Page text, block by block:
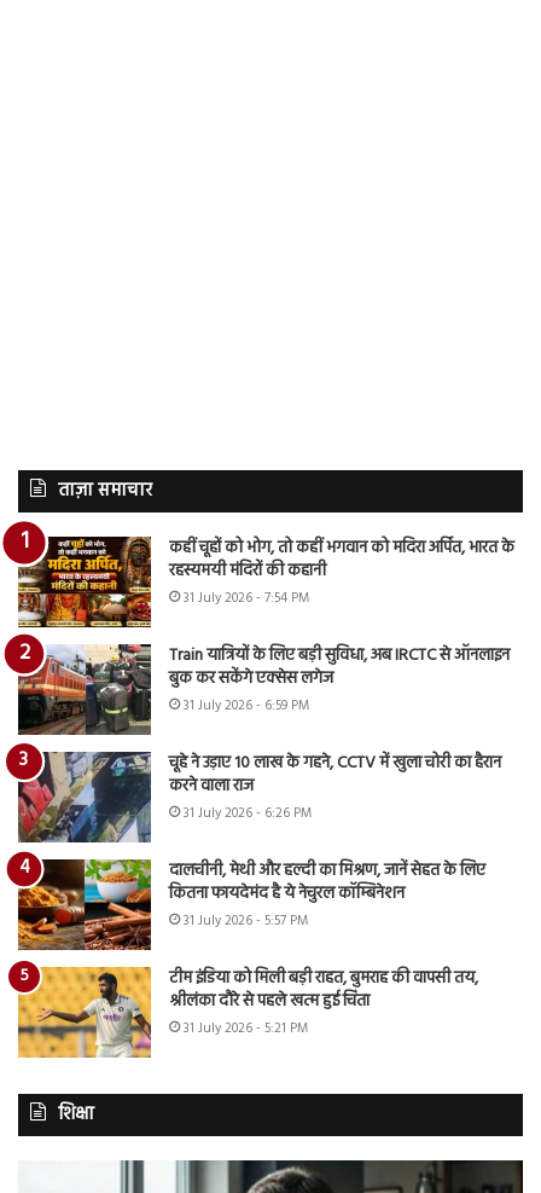
ताज़ा समाचार
कहीं चूहों को भोग, तो कहीं भगवान को मदिरा अर्पित, भारत के
रहस्यमयी मंदिरों की कहानी
31 July 2026 - 7:54 PM
Train यात्रियों के लिए बड़ी सुविधा, अब IRCTC से ऑनलाइन
बुक कर सकेंगे एक्सेस लगेज
31 July 2026 - 6:59 PM
चूहे ने उड़ाए 10 लाख के गहने, CCTV में खुला चोरी का हैरान
करने वाला राज
31 July 2026 - 6:26 PM
दालचीनी, मेथी और हल्दी का मिश्रण, जानें सेहत के लिए
कितना फायदेमंद है ये नेचुरल कॉम्बिनेशन
31 July 2026 - 5:57 PM
टीम इंडिया को मिली बड़ी राहत, बुमराह की वापसी तय,
श्रीलंका दौरे से पहले खत्म हुई चिंता
31 July 2026 - 5:21 PM
शिक्षा